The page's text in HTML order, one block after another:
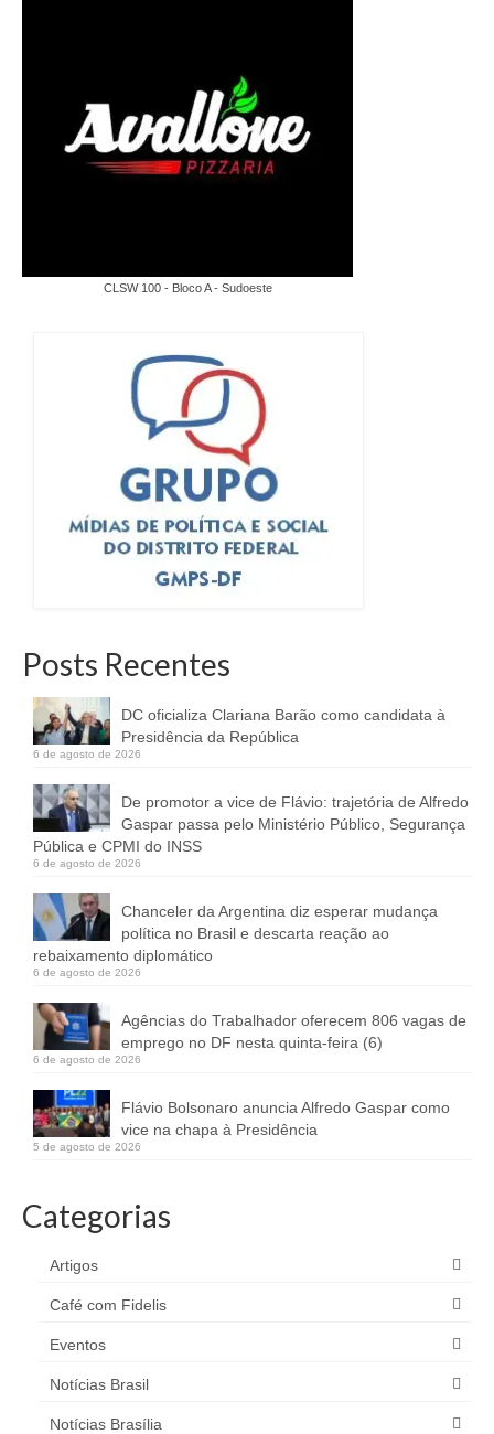
CLSW 100 - Bloco A - Sudoeste
Posts Recentes
DC oficializa Clariana Barão como candidata à
Presidência da República
6 de agosto de 2026
De promotor a vice de Flávio: trajetória de Alfredo
Gaspar passa pelo Ministério Público, Segurança
Pública e CPMI do INSS
6 de agosto de 2026
Chanceler da Argentina diz esperar mudança
política no Brasil e descarta reação ao
rebaixamento diplomático
6 de agosto de 2026
Agências do Trabalhador oferecem 806 vagas de
emprego no DF nesta quinta-feira (6)
6 de agosto de 2026
Flávio Bolsonaro anuncia Alfredo Gaspar como
vice na chapa à Presidência
5 de agosto de 2026
Categorias
Artigos
Café com Fidelis
Eventos
Notícias Brasil
Notícias Brasília